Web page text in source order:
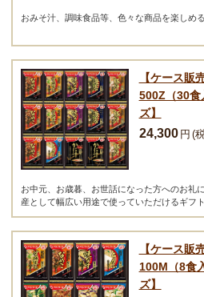
おみそ汁、調味食品等、色々な商品を楽しめ
【ケース販
500Z（30食
ズ】
24,300 円 (
お中元、お歳暮、お世話になった方へのお礼
産として幅広い用途で使っていただけるギフ
【ケース販
100M（8食
ズ】